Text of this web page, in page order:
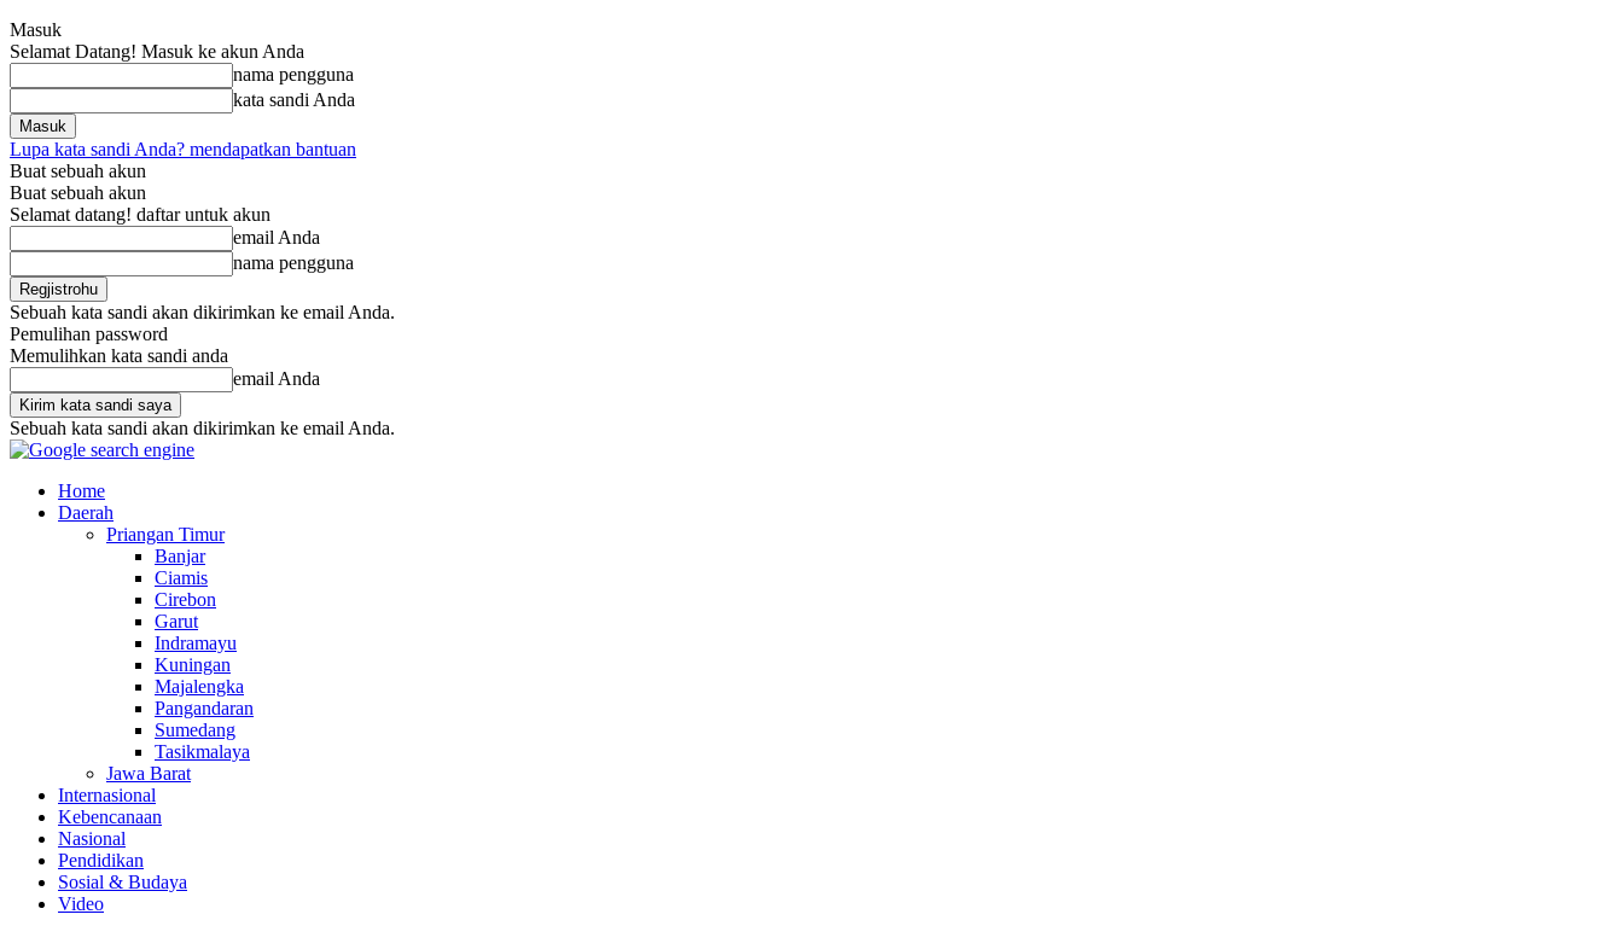
Masuk
Selamat Datang! Masuk ke akun Anda
nama pengguna
kata sandi Anda
Lupa kata sandi Anda? mendapatkan bantuan
Buat sebuah akun
Buat sebuah akun
Selamat datang! daftar untuk akun
email Anda
nama pengguna
Sebuah kata sandi akan dikirimkan ke email Anda.
Pemulihan password
Memulihkan kata sandi anda
email Anda
Sebuah kata sandi akan dikirimkan ke email Anda.
Home
Daerah
Priangan Timur
Banjar
Ciamis
Cirebon
Garut
Indramayu
Kuningan
Majalengka
Pangandaran
Sumedang
Tasikmalaya
Jawa Barat
Internasional
Kebencanaan
Nasional
Pendidikan
Sosial & Budaya
Video